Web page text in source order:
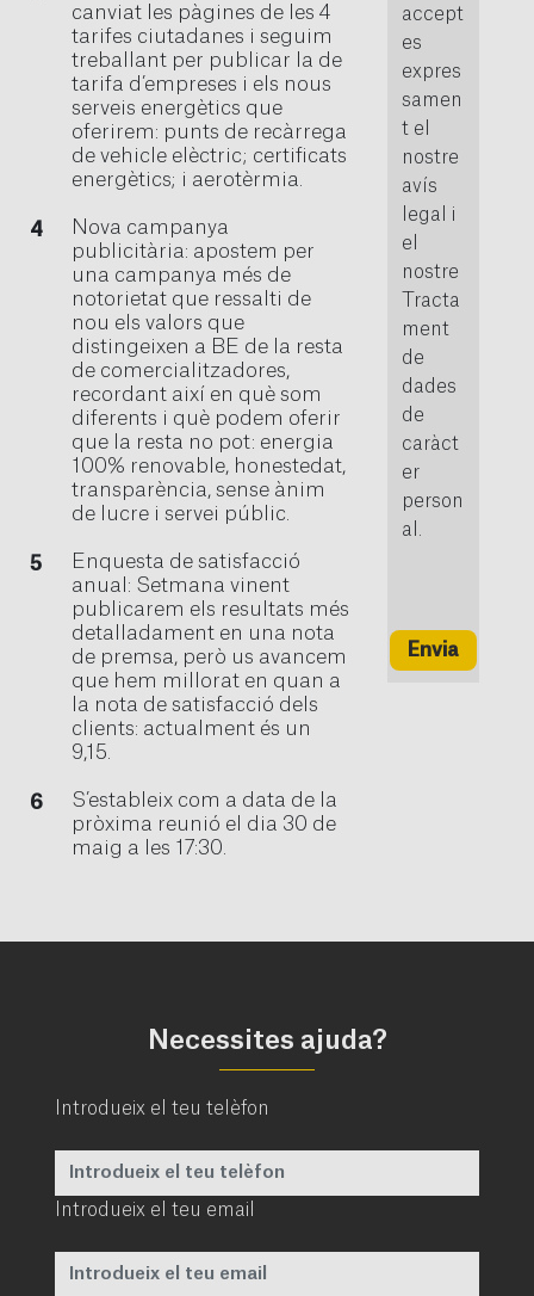
canviat les pàgines de les 4
tarifes ciutadanes i seguim
treballant per publicar la de
tarifa d’empreses i els nous
serveis energètics que
oferirem: punts de recàrrega
de vehicle elèctric; certificats
energètics; i aerotèrmia.
Nova campanya
publicitària: apostem per
una campanya més de
notorietat que ressalti de
nou els valors que
distingeixen a BE de la resta
de comercialitzadores,
recordant així en què som
diferents i què podem oferir
que la resta no pot: energia
100% renovable, honestedat,
transparència, sense ànim
de lucre i servei públic.
Enquesta de satisfacció
anual: Setmana vinent
publicarem els resultats més
detalladament en una nota
de premsa, però us avancem
que hem millorat en quan a
la nota de satisfacció dels
clients: actualment és un
9,15.
S’estableix com a data de la
pròxima reunió el dia 30 de
maig a les 17:30.
accept
es
expres
samen
t el
nostre
avís
legal i
el
nostre
Tracta
ment
de
dades
de
caràct
er
person
al.
Envia
Necessites ajuda?
Introdueix el teu telèfon
Introdueix el teu email